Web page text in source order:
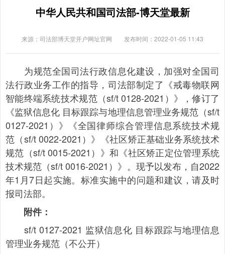
中华人民共和国司法部-博天堂最新
来源：司法部博天堂开户网址官网 发布时间：2022-01-05 11:43
为规范全国司法行政信息化建设，加强对全国司
法行政业务工作的指导，司法部制定了《戒毒物联网
智能终端系统技术规范（sf/t 0128-2021）》，修订了
《监狱信息化 目标跟踪与地理信息管理业务规范（sf/t
0127-2021）》《全国律师综合管理信息系统技术规
范（sf/t 0022-2021）》《社区矫正基础业务系统技术
规范（sf/t 0015-2021）》和《社区矫正定位管理系统
技术规范（sf/t 0016-2021）》。现予以发布，自2022
年1月7日起实施。标准实施中的问题和建议，请及时
报司法部。
附件：
sf/t 0127-2021 监狱信息化 目标跟踪与地理信息
管理业务规范（不公开）